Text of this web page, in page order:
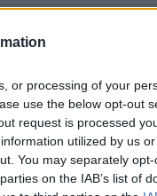
or processing of your
use the below opt-out
request is processed
utilized by us
You may separately
on the IAB’s list of
által
festményen
kiállításairól,
Miként váltak